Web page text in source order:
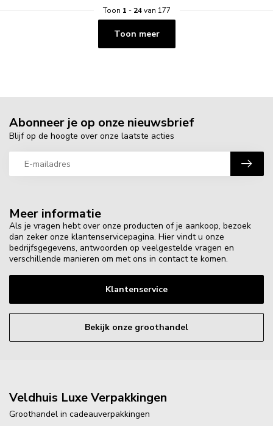
Toon 1 - 24van 177
Toon meer
Meer informatie
Als je vragen hebt over onze producten of je aankoop, bezoek
dan zeker onze klantenservicepagina. Hier vindt u onze
bedrijfsgegevens, antwoorden op veelgestelde vragen en
verschillende manieren om met ons in contact te komen.
Klantenservice
Bekijk onze groothandel
Abonneer je op onze nieuwsbrief
Blijf op de hoogte over onze laatste acties
Veldhuis Luxe Verpakkingen
Groothandel in cadeauverpakkingen